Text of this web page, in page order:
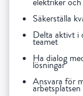
Säkerställa
Delta aktivt i
teamet
Ha dialog
lösningar
Ansvara för
arbetsplatsen